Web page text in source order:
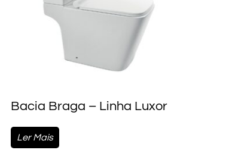
Bacia Braga – Linha Luxor
Ler Mais